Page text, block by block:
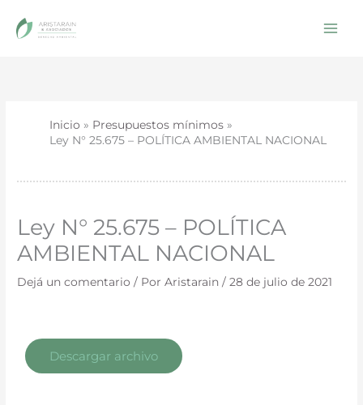
Inicio
Presupuestos mínimos
Ley N° 25.675 – POLÍTICA AMBIENTAL NACIONAL
Ley N° 25.675 – POLÍTICA
AMBIENTAL NACIONAL
Dejá un comentario / PorAristarain/28 de julio de 2021
Descargar archivo